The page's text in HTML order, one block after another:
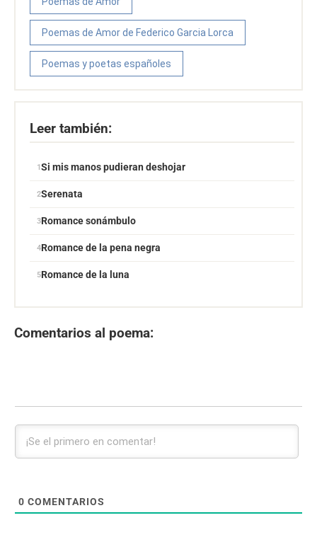
Poemas de Amor de Federico Garcia Lorca
Poemas y poetas españoles
Leer también:
Si mis manos pudieran deshojar
Serenata
Romance sonámbulo
Romance de la pena negra
Romance de la luna
Comentarios al poema:
0 COMENTARIOS